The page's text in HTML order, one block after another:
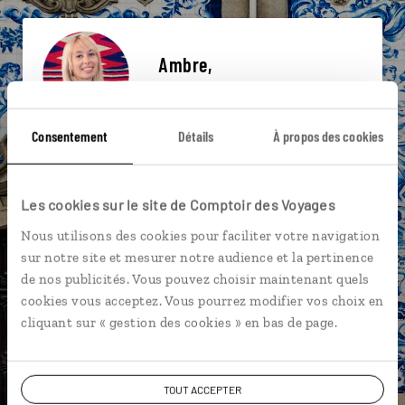
Consentement Détails À propos des cookies
Les cookies sur le site de Comptoir des Voyages
Nous utilisons des cookies pour faciliter votre navigation
sur notre site et mesurer notre audience et la pertinence
de nos publicités. Vous pouvez choisir maintenant quels
cookies vous acceptez. Vous pourrez modifier vos choix en
cliquant sur « gestion des cookies » en bas de page.
TOUT ACCEPTER
Ambre,
Suivez vos envies et demandez conseils à nos
spécialistes
Ils sauront organiser votre itinéraire au plus
Échangez en face à face ou depuis nos studios
connectés en agence, mais aussi par email ou
téléphone.
Vous gardez le même interlocuteur avant,